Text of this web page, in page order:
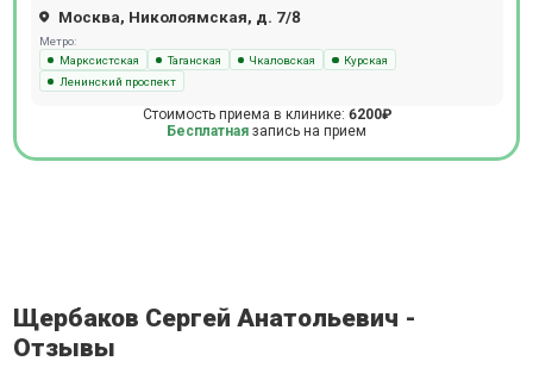
Москва, Николоямская, д. 7/8
Метро:
Марксистская
Таганская Чкаловская
Курская
Ленинский проспект
Стоимость приема в клинике: 6200₽
Бесплатная запись на прием
Щербаков Сергей Анатольевич -
Отзывы